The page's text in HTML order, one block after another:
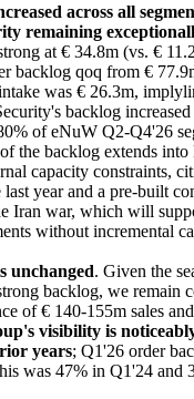
across all
remaining
at € 34.8m (vs. €
backlog qoq from €
was € 26.3m,
backlog
of eNuW Q2-Q4'26
the backlog extends
capacity constraints,
last year and a pre-built
Iran war, which will
without incremental
unchanged. Given the
backlog, we
of € 140-155m sales
visibility is
years; Q1'26 order
was 47% in Q1'24 and